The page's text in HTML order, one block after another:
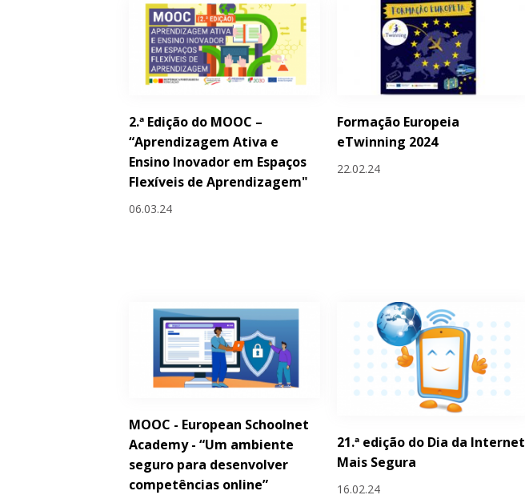
2.ª Edição do MOOC –
“Aprendizagem Ativa e
Ensino Inovador em Espaços
Flexíveis de Aprendizagem"
06.03.24
Formação Europeia
eTwinning 2024
22.02.24
MOOC - European Schoolnet
Academy - “Um ambiente
seguro para desenvolver
competências online”
21.ª edição do Dia da Internet
Mais Segura
16.02.24